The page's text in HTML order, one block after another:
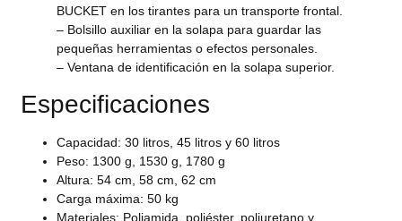
BUCKET en los tirantes para un transporte frontal.
– Bolsillo auxiliar en la solapa para guardar las
pequeñas herramientas o efectos personales.
– Ventana de identificación en la solapa superior.
Especificaciones
Capacidad: 30 litros, 45 litros y 60 litros
Peso: 1300 g, 1530 g, 1780 g
Altura: 54 cm, 58 cm, 62 cm
Carga máxima: 50 kg
Materiales: Poliamida, poliéster, poliuretano y